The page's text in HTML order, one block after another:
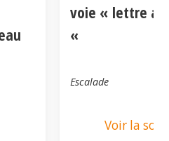
voie « lettre
«
Escalade
Voir la